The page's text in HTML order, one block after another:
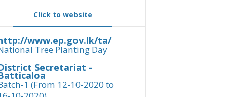
Click to website
www.ep.gov.lk/ta/
Tree Planting Day
Secretariat -
1 (From 12-10-2020 to